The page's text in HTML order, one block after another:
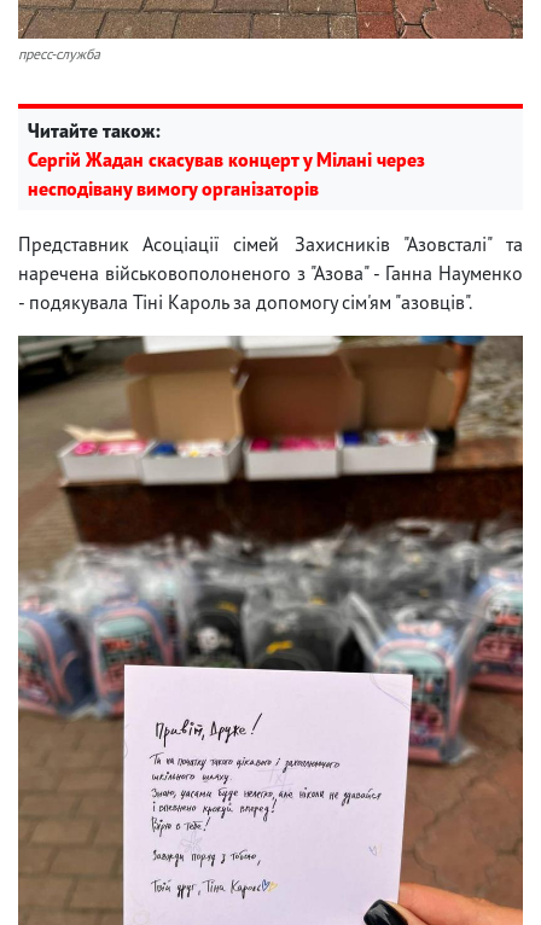
пресс-служба
Читайте також:
Сергій Жадан скасував концерт у Мілані через
несподівану вимогу організаторів
Представник Асоціації сімей Захисників "Азовсталі" та
наречена військовополоненого з "Азова" - Ганна Науменко
- подякувала Тіні Кароль за допомогу сім'ям "азовців".